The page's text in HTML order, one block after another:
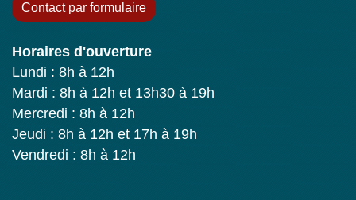
Contact par formulaire
Horaires d'ouverture
Lundi : 8h à 12h
Mardi : 8h à 12h et 13h30 à 19h
Mercredi : 8h à 12h
Jeudi : 8h à 12h et 17h à 19h
Vendredi : 8h à 12h